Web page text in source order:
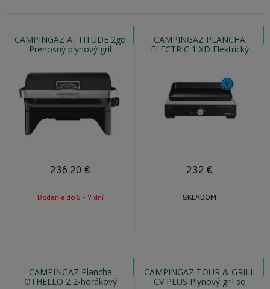
CAMPINGAZ ATTITUDE 2go
Prenosný plynový gril
236,20 €
Dodanie do 5 - 7 dní
CAMPINGAZ PLANCHA
ELECTRIC 1 XD Elektrický
232 €
SKLADOM
CAMPINGAZ Plancha
OTHELLO 2 2-horákový
CAMPINGAZ TOUR & GRILL
CV PLUS Plynový gril so